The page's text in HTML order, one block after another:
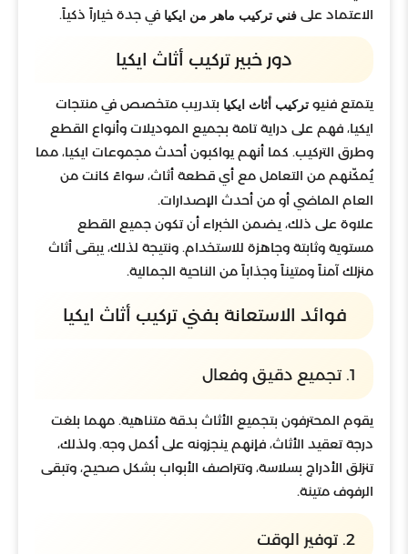
الاعتماد على فني تركيب ماهر من ايكيا في جدة خياراً ذكياً.
دور خبير تركيب أثاث ايكيا
يتمتع فنيو تركيب أثاث ايكيا بتدريب متخصص في منتجات
ايكيا، فهم على دراية تامة بجميع الموديلات وأنواع القطع
وطرق التركيب. كما أنهم يواكبون أحدث مجموعات ايكيا، مما
يُمكّنهم من التعامل مع أي قطعة أثاث، سواءً كانت من
العام الماضي أو من أحدث الإصدارات.
علاوة على ذلك، يضمن الخبراء أن تكون جميع القطع
مستوية وثابتة وجاهزة للاستخدام. ونتيجة لذلك، يبقى أثاث
منزلك آمناً ومتيناً وجذاباً من الناحية الجمالية.
فوائد الاستعانة بفني تركيب أثاث ايكيا
1. تجميع دقيق وفعال
يقوم المحترفون بتجميع الأثاث بدقة متناهية. مهما بلغت
درجة تعقيد الأثاث، فإنهم ينجزونه على أكمل وجه. ولذلك،
تنزلق الأدراج بسلاسة، وتتراصف الأبواب بشكل صحيح، وتبقى
الرفوف متينة.
2. توفير الوقت